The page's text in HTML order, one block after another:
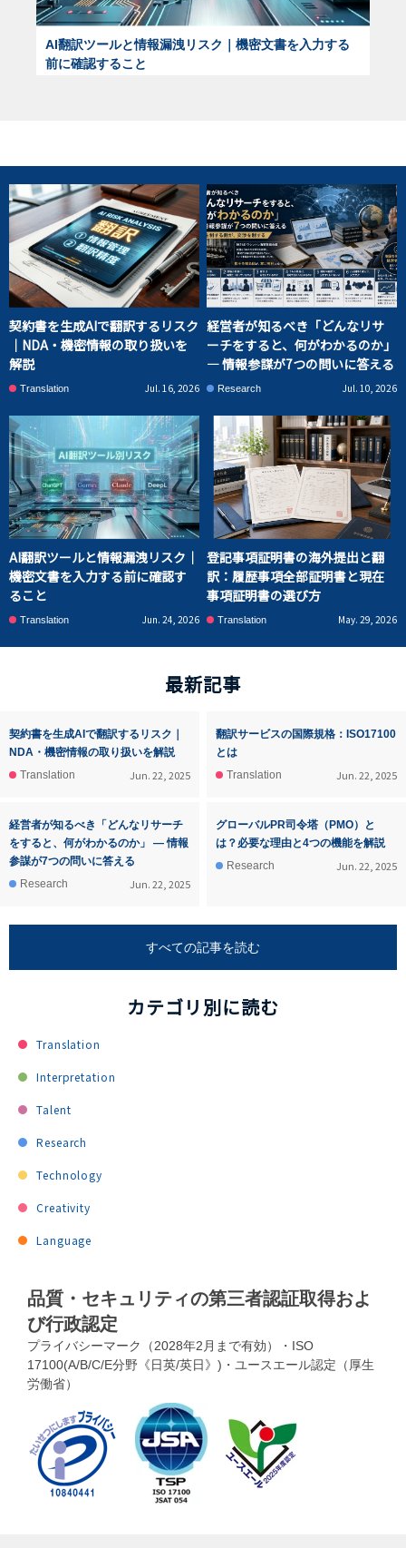
AI翻訳ツールと情報漏洩リスク｜機密文書を入力する
前に確認すること
契約書を生成AIで翻訳するリスク
｜NDA・機密情報の取り扱いを
解説
Translation Jul. 16, 2026
経営者が知るべき「どんなリサ
ーチをすると、何がわかるのか」
― 情報参謀が7つの問いに答える
Research Jul. 10, 2026
AI翻訳ツールと情報漏洩リスク｜
機密文書を入力する前に確認す
ること
Translation Jun. 24, 2026
登記事項証明書の海外提出と翻
訳：履歴事項全部証明書と現在
事項証明書の選び方
Translation May. 29, 2026
最新記事
契約書を生成AIで翻訳するリスク｜
NDA・機密情報の取り扱いを解説
Translation
Jun. 22, 2025
翻訳サービスの国際規格：ISO17100
とは
Translation
Jun. 22, 2025
経営者が知るべき「どんなリサーチ
をすると、何がわかるのか」 ― 情報
参謀が7つの問いに答える
Research
Jun. 22, 2025
グローバルPR司令塔（PMO）と
は？必要な理由と4つの機能を解説
Research
Jun. 22, 2025
すべての記事を読む
カテゴリ別に読む
Translation
Interpretation
Talent
Research
Technology
Creativity
Language
品質・セキュリティの第三者認証取得およ
び行政認定
プライバシーマーク（2028年2月まで有効）・ISO
17100(A/B/C/E分野《日英/英日》)・ユースエール認定（厚生
労働省）